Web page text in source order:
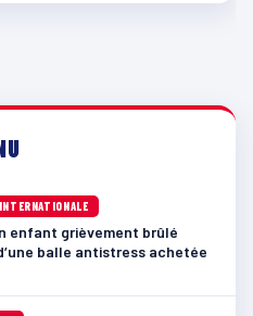
enfant grièvement brûlé
balle antistress achetée